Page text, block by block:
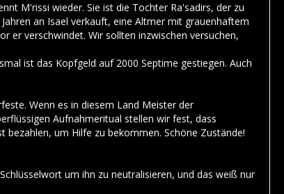
M'rissi wieder. Sie ist die Tochter Ra'sadirs, der zu
an Isael verkauft, eine Altmer mit grauenhaftem
er verschwindet. Wir sollten inzwischen versuchen,
ist das Kopfgeld auf 2000 Septime gestiegen. Auch
Wenn es in diesem Land Meister der
Aufnahmeritual stellen wir fest, dass
um Hilfe zu bekommen. Schöne Zustände!
um ihn zu neutralisieren, und das weiß nur